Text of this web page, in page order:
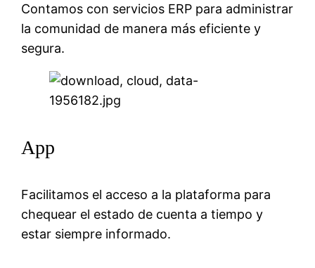
Contamos con servicios ERP para administrar
la comunidad de manera más eficiente y
segura.
App
Facilitamos el acceso a la plataforma para
chequear el estado de cuenta a tiempo y
estar siempre informado.